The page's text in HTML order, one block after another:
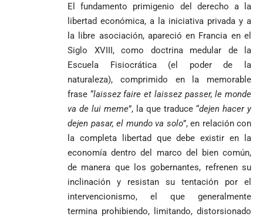
El fundamento primigenio del derecho a la
libertad económica, a la iniciativa privada y a
la libre asociación, apareció en Francia en el
Siglo XVIII, como doctrina medular de la
Escuela Fisiocrática (el poder de la
naturaleza), comprimido en la memorable
frase “laissez faire et laissez passer, le monde
va de lui meme”, la que traduce “dejen hacer y
dejen pasar, el mundo va solo”, en relación con
la completa libertad que debe existir en la
economía dentro del marco del bien común,
de manera que los gobernantes, refrenen su
inclinación y resistan su tentación por el
intervencionismo, el que generalmente
termina prohibiendo, limitando, distorsionado
Federico
Gutiérrez
envía
documentos
al FBI, DEA y
Congreso
contra la ‘paz
total’ por
presuntos
beneficios a
criminales
1
Humberto de
Jesús Hincapié
Álzate, reconocido
sacerdote de la
Diócesis de
Girardota, Párroco
de Yolombo
segunda
vuelta
Uribe
arremete
contra Petro y
lo
responsabiliza
por la crisis de
la salud en
Colombia
Alemania no
tuvo piedad:
valiente
Curazao en su
debut
mundialista
Diócesis de
Sonsón-Rionegro
rechaza fotos
tomadas en
templo de Guarne y
ordena acto de
desagravio